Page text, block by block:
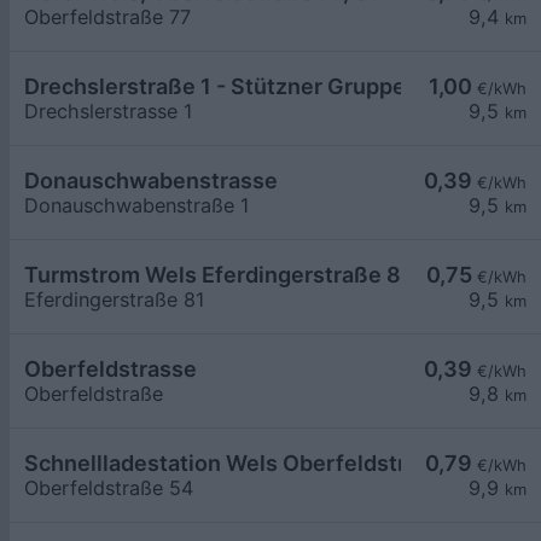
9,4 km
Oberfeldstraße 77
1,00 €/kWh
9,5 km
Drechslerstraße 1 - Stützner Gruppe 1€/kWh
Drechslerstrasse 1
0,39 €/kWh
9,5 km
Donauschwabenstrasse
Donauschwabenstraße 1
0,75 €/kWh
9,5 km
Turmstrom Wels Eferdingerstraße 81
Eferdingerstraße 81
0,39 €/kWh
9,8 km
Oberfeldstrasse
Oberfeldstraße
0,79 €/kWh
9,9 km
Schnellladestation Wels Oberfeldstraße DC 2
Oberfeldstraße 54